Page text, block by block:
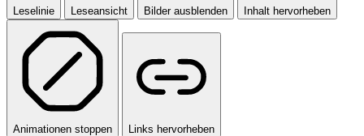
Leselinie Leseansicht Bilder ausblenden Inhalt hervorheben
Animationen stoppen Links hervorheben